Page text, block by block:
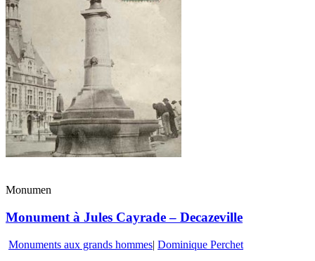
Monumen
Monument à Jules Cayrade – Decazeville
Monuments aux grands hommes| Dominique Perchet